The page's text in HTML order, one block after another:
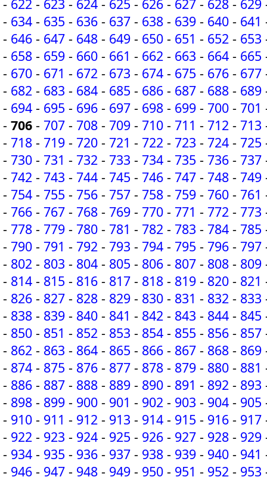
- 622 - 623 - 624 - 625 - 626 - 627 - 628 - 629
- 634 - 635 - 636 - 637 - 638 - 639 - 640 - 641
- 646 - 647 - 648 - 649 - 650 - 651 - 652 - 653
- 658 - 659 - 660 - 661 - 662 - 663 - 664 - 665
- 670 - 671 - 672 - 673 - 674 - 675 - 676 - 677
- 682 - 683 - 684 - 685 - 686 - 687 - 688 - 689
- 694 - 695 - 696 - 697 - 698 - 699 - 700 - 701
- 706 - 707 - 708 - 709 - 710 - 711 - 712 - 713
- 718 - 719 - 720 - 721 - 722 - 723 - 724 - 725
- 730 - 731 - 732 - 733 - 734 - 735 - 736 - 737
- 742 - 743 - 744 - 745 - 746 - 747 - 748 - 749
- 754 - 755 - 756 - 757 - 758 - 759 - 760 - 761
- 766 - 767 - 768 - 769 - 770 - 771 - 772 - 773
- 778 - 779 - 780 - 781 - 782 - 783 - 784 - 785
- 790 - 791 - 792 - 793 - 794 - 795 - 796 - 797
- 802 - 803 - 804 - 805 - 806 - 807 - 808 - 809
- 814 - 815 - 816 - 817 - 818 - 819 - 820 - 821
- 826 - 827 - 828 - 829 - 830 - 831 - 832 - 833
- 838 - 839 - 840 - 841 - 842 - 843 - 844 - 845
- 850 - 851 - 852 - 853 - 854 - 855 - 856 - 857
- 862 - 863 - 864 - 865 - 866 - 867 - 868 - 869
- 874 - 875 - 876 - 877 - 878 - 879 - 880 - 881
- 886 - 887 - 888 - 889 - 890 - 891 - 892 - 893
- 898 - 899 - 900 - 901 - 902 - 903 - 904 - 905
- 910 - 911 - 912 - 913 - 914 - 915 - 916 - 917
- 922 - 923 - 924 - 925 - 926 - 927 - 928 - 929
- 934 - 935 - 936 - 937 - 938 - 939 - 940 - 941
- 946 - 947 - 948 - 949 - 950 - 951 - 952 - 953